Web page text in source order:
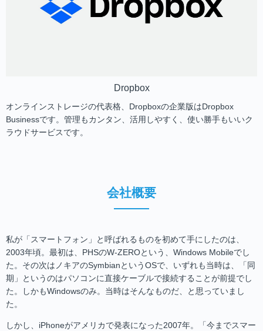
Dropbox
オンラインストレージの代表格、Dropboxの企業版はDropbox
Businessです。管理もカンタン、活用しやすく、使い勝手もいいク
ラウドサービスです。
会社概要
私が「スマートフォン」と呼ばれるものを初めて手にしたのは、
2003年頃。最初は、PHSのW-ZEROという、Windows Mobileでし
た。その次はノキアのSymbianというOSで、いずれも当時は、「同
期」というのはパソコンに直接ケーブルで接続することが前提でし
た。しかもWindowsのみ。当時はそんなものだ、と思っていまし
た。
しかし、iPhoneがアメリカで発表になった2007年。「今までスマー